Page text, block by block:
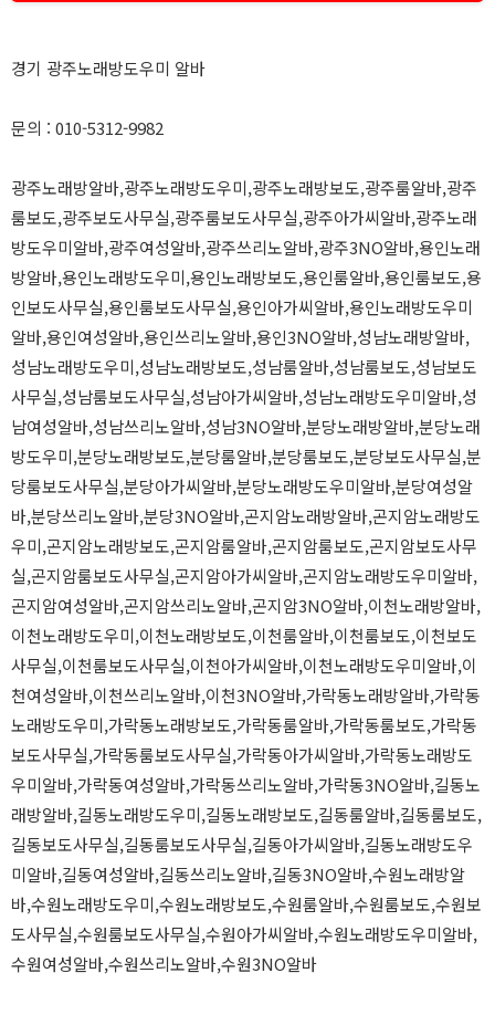
경기 광주노래방도우미 알바
문의 : 010-5312-9982
광주노래방알바,광주노래방도우미,광주노래방보도,광주룸알바,광주
룸보도,광주보도사무실,광주룸보도사무실,광주아가씨알바,광주노래
방도우미알바,광주여성알바,광주쓰리노알바,광주3NO알바,용인노래
방알바,용인노래방도우미,용인노래방보도,용인룸알바,용인룸보도,용
인보도사무실,용인룸보도사무실,용인아가씨알바,용인노래방도우미
알바,용인여성알바,용인쓰리노알바,용인3NO알바,성남노래방알바,
성남노래방도우미,성남노래방보도,성남룸알바,성남룸보도,성남보도
사무실,성남룸보도사무실,성남아가씨알바,성남노래방도우미알바,성
남여성알바,성남쓰리노알바,성남3NO알바,분당노래방알바,분당노래
방도우미,분당노래방보도,분당룸알바,분당룸보도,분당보도사무실,분
당룸보도사무실,분당아가씨알바,분당노래방도우미알바,분당여성알
바,분당쓰리노알바,분당3NO알바,곤지암노래방알바,곤지암노래방도
우미,곤지암노래방보도,곤지암룸알바,곤지암룸보도,곤지암보도사무
실,곤지암룸보도사무실,곤지암아가씨알바,곤지암노래방도우미알바,
곤지암여성알바,곤지암쓰리노알바,곤지암3NO알바,이천노래방알바,
이천노래방도우미,이천노래방보도,이천룸알바,이천룸보도,이천보도
사무실,이천룸보도사무실,이천아가씨알바,이천노래방도우미알바,이
천여성알바,이천쓰리노알바,이천3NO알바,가락동노래방알바,가락동
노래방도우미,가락동노래방보도,가락동룸알바,가락동룸보도,가락동
보도사무실,가락동룸보도사무실,가락동아가씨알바,가락동노래방도
우미알바,가락동여성알바,가락동쓰리노알바,가락동3NO알바,길동노
래방알바,길동노래방도우미,길동노래방보도,길동룸알바,길동룸보도,
길동보도사무실,길동룸보도사무실,길동아가씨알바,길동노래방도우
미알바,길동여성알바,길동쓰리노알바,길동3NO알바,수원노래방알
바,수원노래방도우미,수원노래방보도,수원룸알바,수원룸보도,수원보
도사무실,수원룸보도사무실,수원아가씨알바,수원노래방도우미알바,
수원여성알바,수원쓰리노알바,수원3NO알바